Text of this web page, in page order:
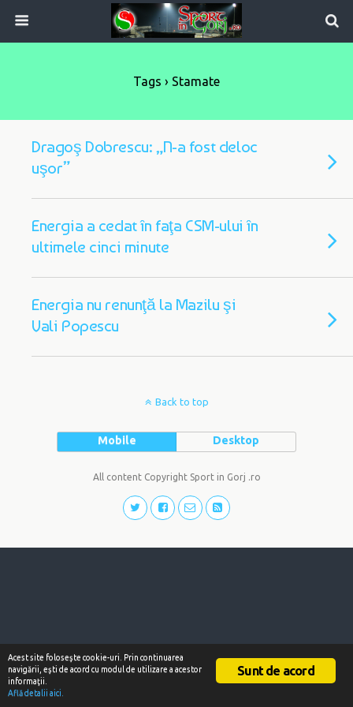
Tags › Stamate
Dragoş Dobrescu: „N-a fost deloc
uşor”
Energia a cedat în faţa CSM-ului în
ultimele cinci minute
Energia nu renunţă la Mazilu şi
Vali Popescu
Back to top
Mobile Desktop
All content Copyright Sport in Gorj .ro
Sunt de acord
Acest site foloseşte cookie-uri. Prin continuarea
navigării, eşti de acord cu modul de utilizare a acestor
informaţii.
Află detalii aici.